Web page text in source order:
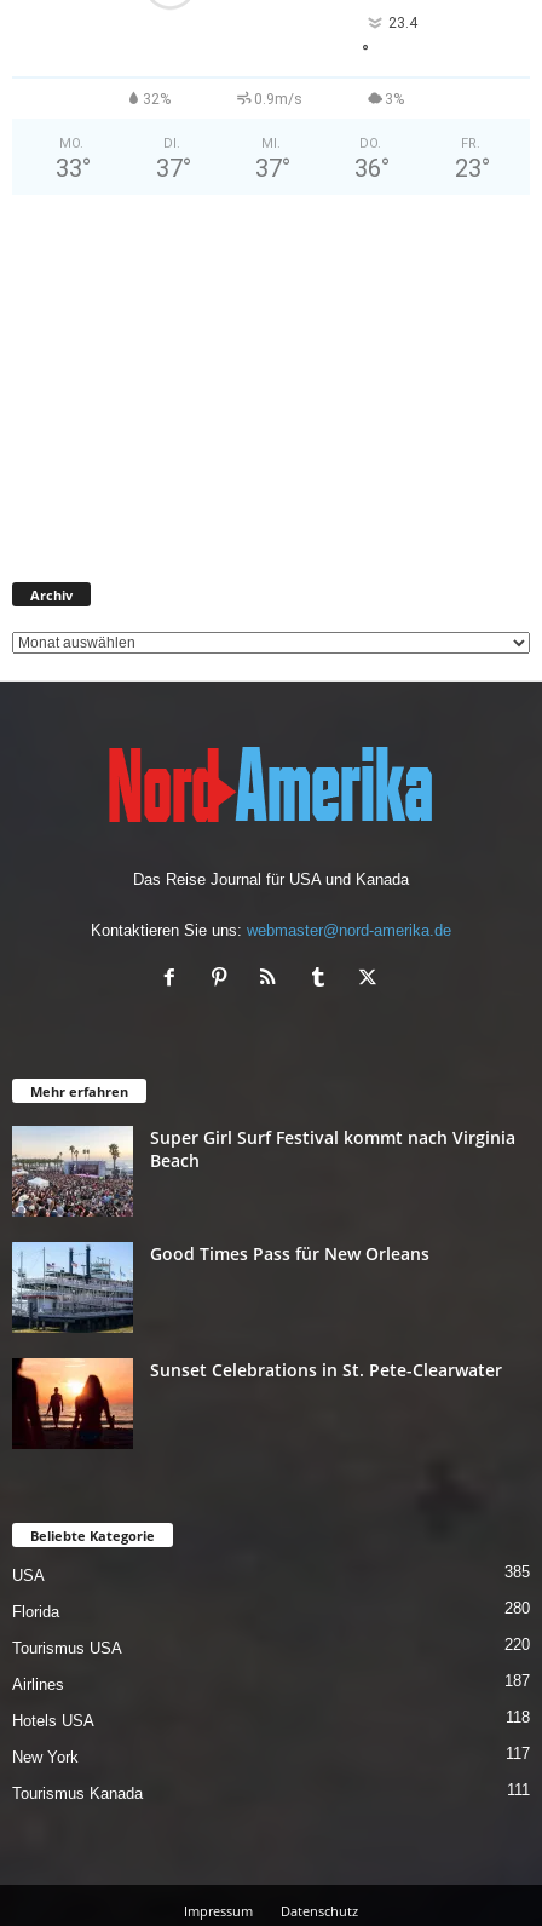
23.4
°
32% 0.9m/s 3%
MO.
33°
DI.
37°
MI.
37°
DO.
36°
FR.
23°
Archiv
Das Reise Journal für USA und Kanada
Kontaktieren Sie uns: webmaster@nord-amerika.de
Mehr erfahren
Super Girl Surf Festival kommt nach Virginia
Beach
Good Times Pass für New Orleans
Sunset Celebrations in St. Pete-Clearwater
Beliebte Kategorie
USA 385
Florida 280
Tourismus USA 220
Airlines 187
Hotels USA 118
New York 117
Tourismus Kanada 111
Impressum Datenschutz